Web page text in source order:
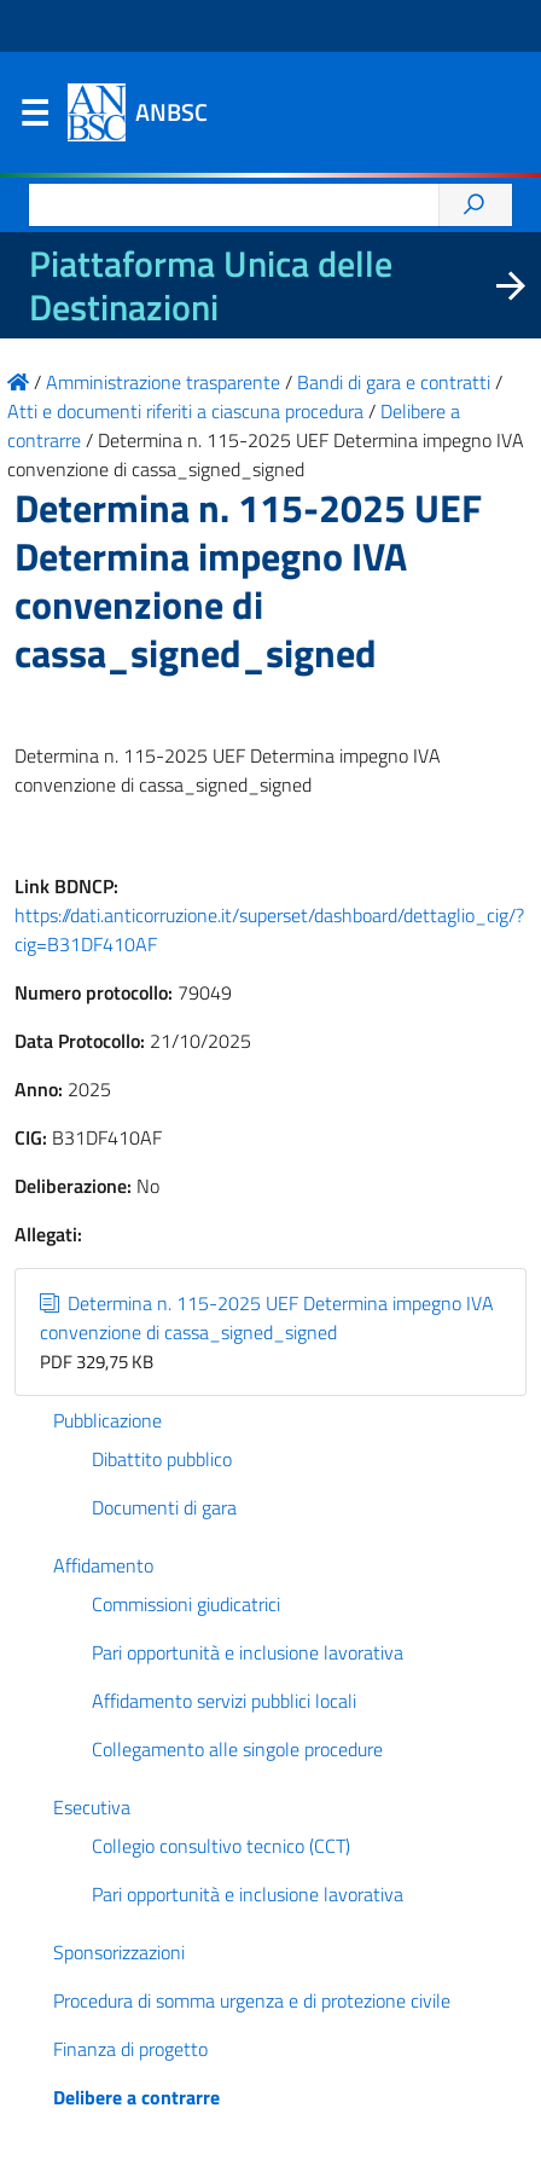
ANBSC
per:
Piattaforma Unica delle
Destinazioni
/Amministrazione trasparente/ Bandi di gara e contratti/
Atti e documenti riferiti a ciascuna procedura/ Delibere a
contrarre/ Determina n. 115-2025 UEF Determina impegno IVA
convenzione di cassa_signed_signed
Determina n. 115-2025 UEF
Determina impegno IVA
convenzione di
cassa_signed_signed
Determina n. 115-2025 UEF Determina impegno IVA
convenzione di cassa_signed_signed
Link BDNCP:
https://dati.anticorruzione.it/superset/dashboard/dettaglio_cig/?
cig=B31DF410AF
Numero protocollo: 79049
Data Protocollo: 21/10/2025
Anno: 2025
CIG: B31DF410AF
Deliberazione: No
Allegati:
Determina n. 115-2025 UEF Determina impegno IVA
convenzione di cassa_signed_signed
PDF 329,75 KB
Pubblicazione
Dibattito pubblico
Documenti di gara
Affidamento
Commissioni giudicatrici
Pari opportunità e inclusione lavorativa
Affidamento servizi pubblici locali
Collegamento alle singole procedure
Esecutiva
Collegio consultivo tecnico (CCT)
Pari opportunità e inclusione lavorativa
Sponsorizzazioni
Procedura di somma urgenza e di protezione civile
Finanza di progetto
Delibere a contrarre